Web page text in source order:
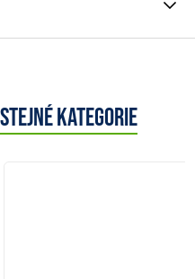
kategorie